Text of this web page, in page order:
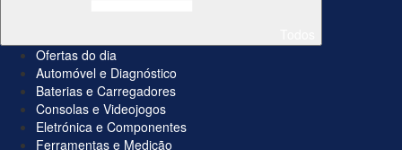
Ofertas do dia
Automóvel e Diagnóstico
Baterias e Carregadores
Consolas e Videojogos
Eletrónica e Componentes
Ferramentas e Medição